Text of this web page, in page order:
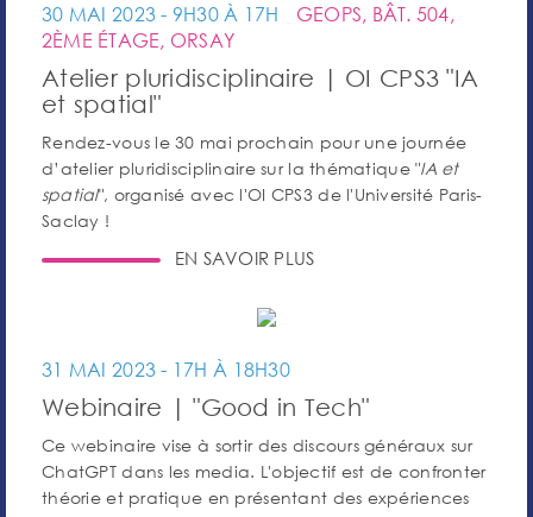
30 MAI 2023 - 9H30 À 17H
GEOPS, BÂT. 504,
2ÈME ÉTAGE, ORSAY
Atelier pluridisciplinaire | OI CPS3 "IA
et spatial"
Rendez-vous le 30 mai prochain pour une journée
d’atelier pluridisciplinaire sur la thématique "IA et
spatial", organisé avec l'OI CPS3 de l'Université Paris-
Saclay !
EN SAVOIR PLUS
31 MAI 2023 - 17H À 18H30
Webinaire | "Good in Tech"
Ce webinaire vise à sortir des discours généraux sur
ChatGPT dans les media. L'objectif est de confronter
théorie et pratique en présentant des expériences